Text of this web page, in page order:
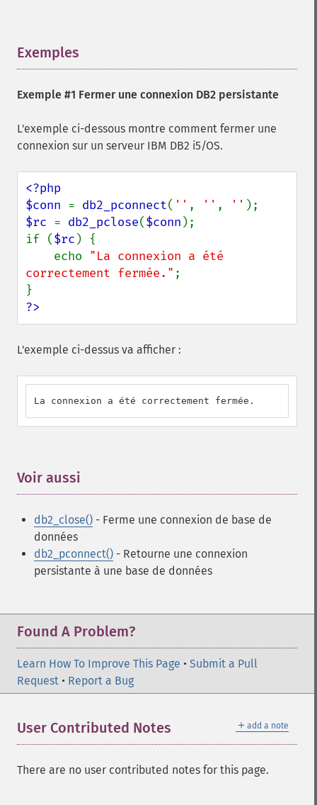
Exemples
Exemple #1 Fermer une connexion DB2 persistante
L'exemple ci-dessous montre comment fermer une
connexion sur un serveur IBM DB2 i5/OS.
<?php
$conn = db2_pconnect( '' , '' , ''
$rc = db2_pclose($conn );
if ($rc ) {
    echo
"La connexion a été
correctement fermée." ;
?>
L'exemple ci-dessus va afficher :
La connexion a été correctement fermée.
Voir aussi
db2_close() - Ferme une connexion de base de
données
db2_pconnect() - Retourne une connexion
persistante à une base de données
Found A Problem?
Learn How To Improve This Page • Submit a Pull
Request • Report a Bug
＋ add a note
User Contributed Notes
There are no user contributed notes for this page.